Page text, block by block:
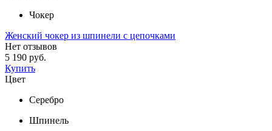
Чокер
Женский чокер из шпинели с цепочками
Нет отзывов
5 190 руб.
Купить
Цвет
Серебро
Шпинель